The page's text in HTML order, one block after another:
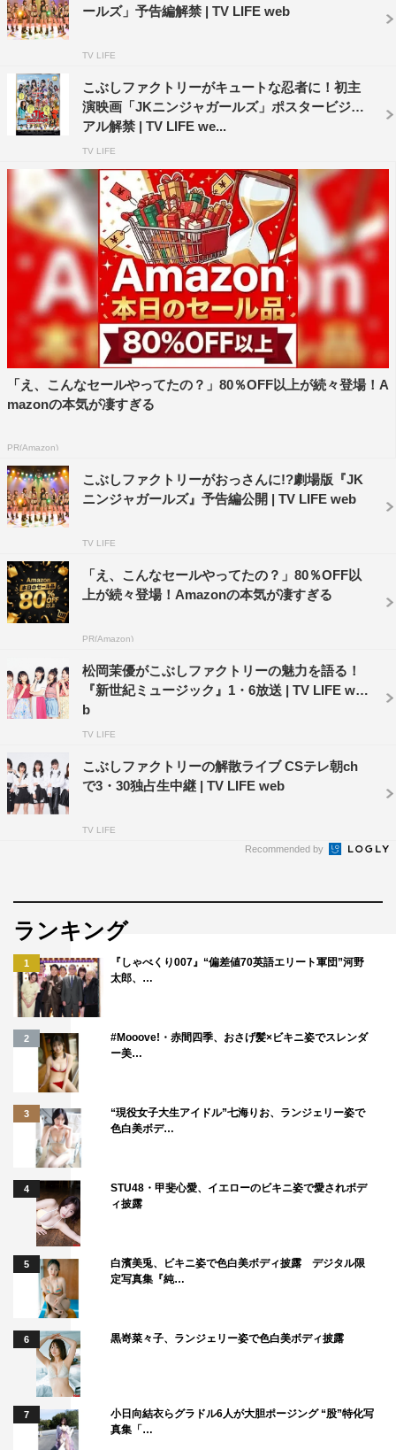
てがくぜんとしました」と会場を笑わせ、「かわいいメン
バーの皆さんと共演できて楽しかったです。その楽しさを
東京都知事をモデルにしたそうで、「東京都知事のオマー
ジュで、緑色の勝負服で挑みました。私も兵庫県出身で、
小池都知事は兵庫県出身の大先輩なので縁があるかもしれ
最後に浜浦が「小さい子から大人まで楽しめる映画なの
で、ぜひお友達を誘って見に行っていただけたら」と呼び
かけ、イベントを締めくくった。
『JKニンジャガールズ』
7月17日（月・祝）より丸の内TOEIにて公開
出演：こぶしファクトリー 温水洋一 平賀正臣 八十田
勇一 小松利昌／ベッキー（友情出演） マギー／浅野ゆ
う子
脚本：伴一彦
音楽：和田俊輔
主題歌：こぶしファクトリー「エエジャナイカ ニンジャ
ナイカ」（UP-FRONT WORKS/zetima）
配給：東映
＜ストーリー＞
つも関東に嫌がらせをし続けている。そんな中、東京の女
子高にやってきた4人の転校生。彼女たちの真の姿は、東
京を守るために送り込まれた忍者の末裔・JKニンジャガ
ールズだった！
公式HP： http://jkninja-movie.toeiad.co.jp
©2017「JKニンジャガールズ」製作委員会
アイドル こぶしファクトリー
ベッキー
ールズ」予告編解禁 | TV LIFE web
TV LIFE
こぶしファクトリーがキュートな忍者に！初主
演映画「JKニンジャガールズ」ポスタービジュ
アル解禁 | TV LIFE we...
TV LIFE
「え、こんなセールやってたの？」80％OFF以上が続々登場！A
mazonの本気が凄すぎる
PR(Amazon)
こぶしファクトリーがおっさんに!?劇場版『JK
ニンジャガールズ』予告編公開 | TV LIFE web
TV LIFE
「え、こんなセールやってたの？」80％OFF以
上が続々登場！Amazonの本気が凄すぎる
PR(Amazon)
松岡茉優がこぶしファクトリーの魅力を語る！
『新世紀ミュージック』1・6放送 | TV LIFE we
b
TV LIFE
こぶしファクトリーの解散ライブ CSテレ朝ch
で3・30独占生中継 | TV LIFE web
TV LIFE
Recommended by
ランキング
1
『しゃべくり007』“偏差値70英語エリート軍団”河野
太郎、…
2
#Mooove!・赤間四季、おさげ髪×ビキニ姿でスレンダ
ー美…
3
“現役女子大生アイドル”七海りお、ランジェリー姿で
色白美ボデ…
4
STU48・甲斐心愛、イエローのビキニ姿で愛されボデ
ィ披露
5
白濱美兎、ビキニ姿で色白美ボディ披露 デジタル限
定写真集『純…
6 黒嵜菜々子、ランジェリー姿で色白美ボディ披露
7
小日向結衣らグラドル6人が大胆ポージング “股”特化写
真集「…